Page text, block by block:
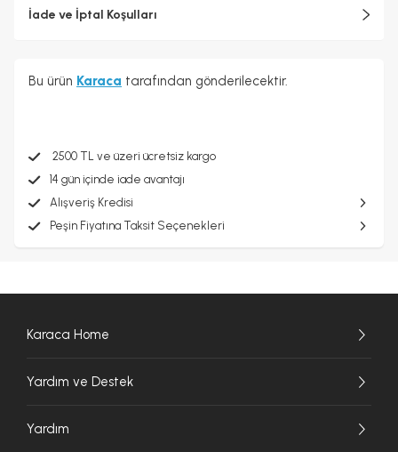
İade ve İptal Koşulları
Bu ürün Karaca tarafından gönderilecektir.
2500 TL ve üzeri ücretsiz kargo
14 gün içinde iade avantajı
Alışveriş Kredisi
Peşin Fiyatına Taksit Seçenekleri
Karaca Home
Yardım ve Destek
Yardım